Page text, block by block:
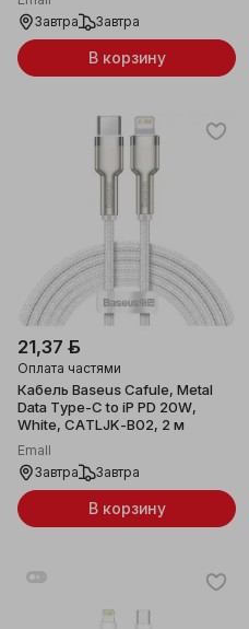
Завтра
Завтра
В корзину
21,37 ƃ
Оплата частями
Кабель Baseus Cafule, Metal
Data Type-C to iP PD 20W,
White, CATLJK-B02, 2 м
Emall
Завтра
Завтра
В корзину